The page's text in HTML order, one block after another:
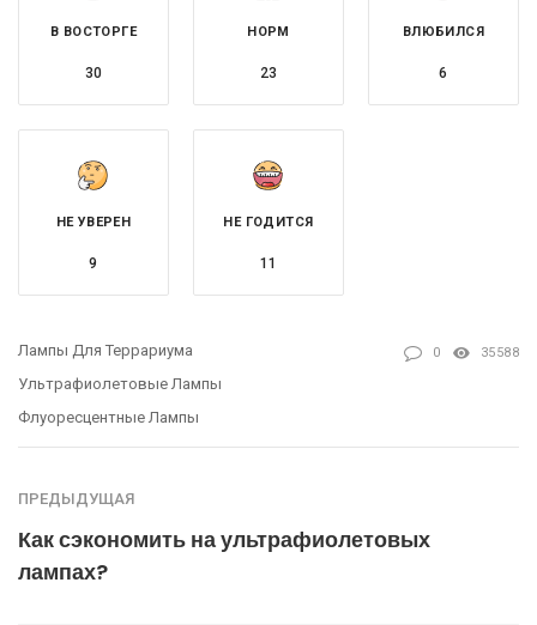
В ВОСТОРГЕ
30
НОРМ
23
ВЛЮБИЛСЯ
6
НЕ УВЕРЕН
9
НЕ ГОДИТСЯ
11
Лампы Для Террариума
Ультрафиолетовые Лампы
Флуоресцентные Лампы
0 35588
ПРЕДЫДУЩАЯ
Как сэкономить на ультрафиолетовых
лампах?